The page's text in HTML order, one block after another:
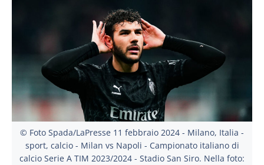
© Foto Spada/LaPresse 11 febbraio 2024 - Milano, Italia -
sport, calcio - Milan vs Napoli - Campionato italiano di
calcio Serie A TIM 2023/2024 - Stadio San Siro. Nella foto: